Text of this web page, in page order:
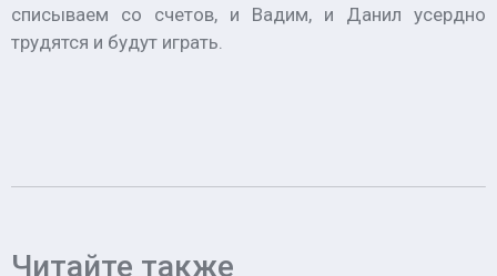
списываем со счетов, и Вадим, и Данил усердно
трудятся и будут играть.
Читайте также